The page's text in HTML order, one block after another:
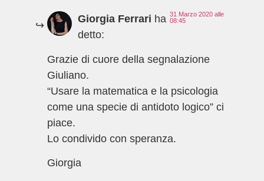
Giorgia Ferrari ha
detto:
31 Marzo 2020 alle
08:45
Grazie di cuore della segnalazione
Giuliano.
“Usare la matematica e la psicologia
come una specie di antidoto logico” ci
piace.
Lo condivido con speranza.
Giorgia